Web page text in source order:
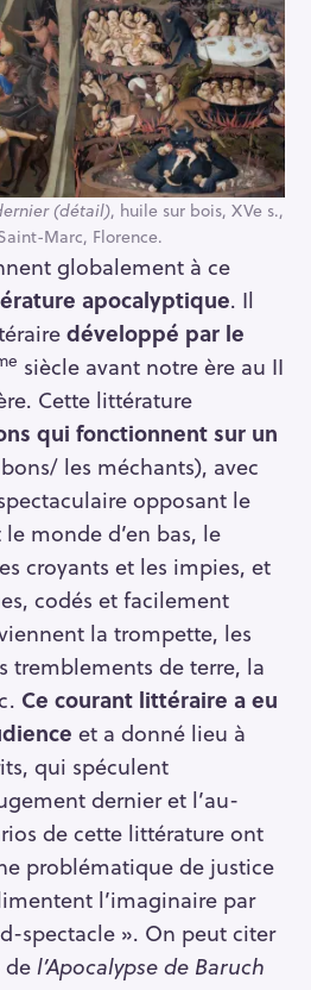
(détail), huile sur bois, XVe s.,
Marc, Florence.
globalement à ce
apocalyptique. Il
développé par le
siècle avant notre ère au II
Cette littérature
qui fonctionnent sur un
les méchants), avec
opposant le
monde d’en bas, le
croyants et les impies, et
codés et facilement
la trompette, les
tremblements de terre, la
Ce courant littéraire a eu
et a donné lieu à
qui spéculent
dernier et l’au-
de cette littérature ont
problématique de justice
l’imaginaire par
spectacle ». On peut citer
del’Apocalypse de Baruch